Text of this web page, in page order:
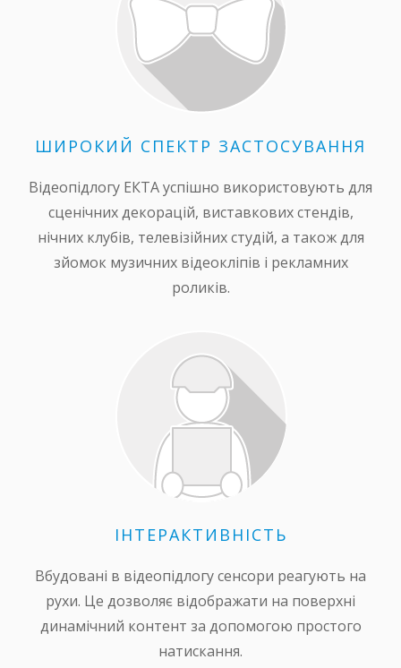
ШИРОКИЙ СПЕКТР ЗАСТОСУВАННЯ
Відеопідлогу ЕКТА успішно використовують для
сценічних декорацій, виставкових стендів,
нічних клубів, телевізійних студій, а також для
зйомок музичних відеокліпів і рекламних
роликів.
ІНТЕРАКТИВНІСТЬ
Вбудовані в відеопідлогу сенсори реагують на
рухи. Це дозволяє відображати на поверхні
динамічний контент за допомогою простого
натискання.